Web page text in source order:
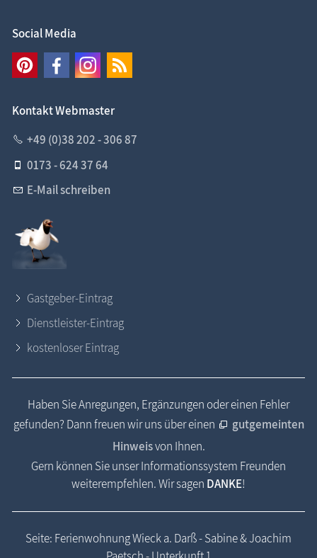
Social Media
Kontakt Webmaster
+49 (0)38 202 - 306 87
0173 - 624 37 64
E-Mail schreiben
Gastgeber-Eintrag
Dienstleister-Eintrag
kostenloser Eintrag
Haben Sie Anregungen, Ergänzungen oder einen Fehler
gefunden? Dann freuen wir uns über einen
gutgemeinten
Hinweisvon Ihnen.
Gern können Sie unser Informationssystem Freunden
weiterempfehlen. Wir sagen DANKE!
Seite: Ferienwohnung Wieck a. Darß - Sabine & Joachim